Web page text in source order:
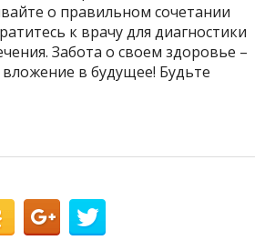
о правильном сочетании
к врачу для диагностики
Забота о своем здоровье –
в будущее! Будьте